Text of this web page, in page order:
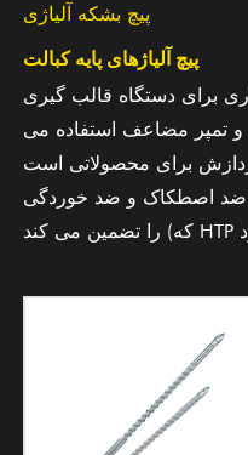
پیچ بشکه آلیاژی
پیچ آلیاژهای پایه کبالت
برای دستگاه قالب گیری
و تمپر مضاعف استفاده می
برای محصولاتی است
و ضد اصطکاک و ضد خوردگی